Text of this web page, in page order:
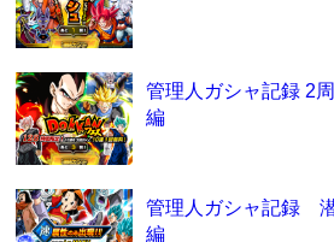
管理人ガシャ記録 2
編
管理人ガシャ記録
編